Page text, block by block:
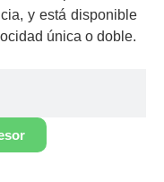
y está disponible
única o doble.